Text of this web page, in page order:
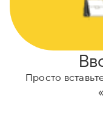
Просто